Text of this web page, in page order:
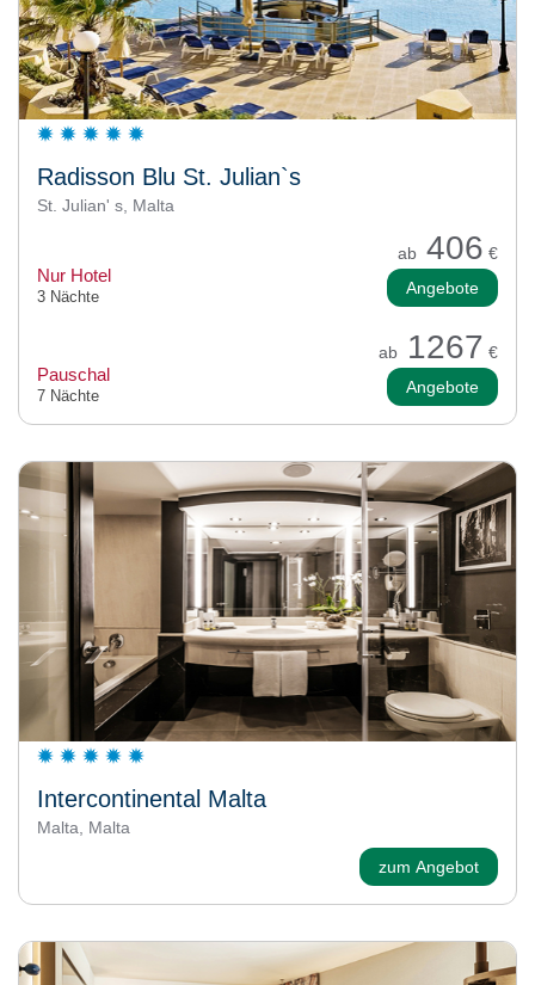
Radisson Blu St. Julian`s
St. Julian' s, Malta
ab 406 €
Nur Hotel
3 Nächte Angebote
ab 1267 €
Pauschal
7 Nächte Angebote
Intercontinental Malta
Malta, Malta
zum Angebot